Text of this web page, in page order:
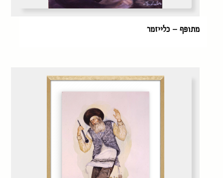
מתופף – כלייזמר